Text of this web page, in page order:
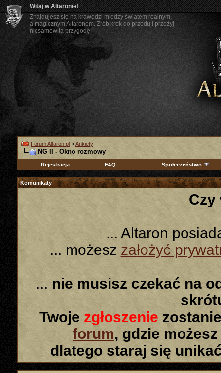
Witaj w Altaronie!
Znajdujesz się na krawędzi między światem realnym,
a magicznym Altaronem. Zrób krok do przodu i przeżyj
niesamowitą przygodę!
Forum Altaron.pl >Ankiety
NG II - Okno rozmowy
Rejestracja FAQ Społeczeństwo
Komunikaty
Czy
... Altaron
... możeszzałożyć
... nie musisz czekać na
Twoje zgłoszenie
forum, gdzie
dlatego staraj się